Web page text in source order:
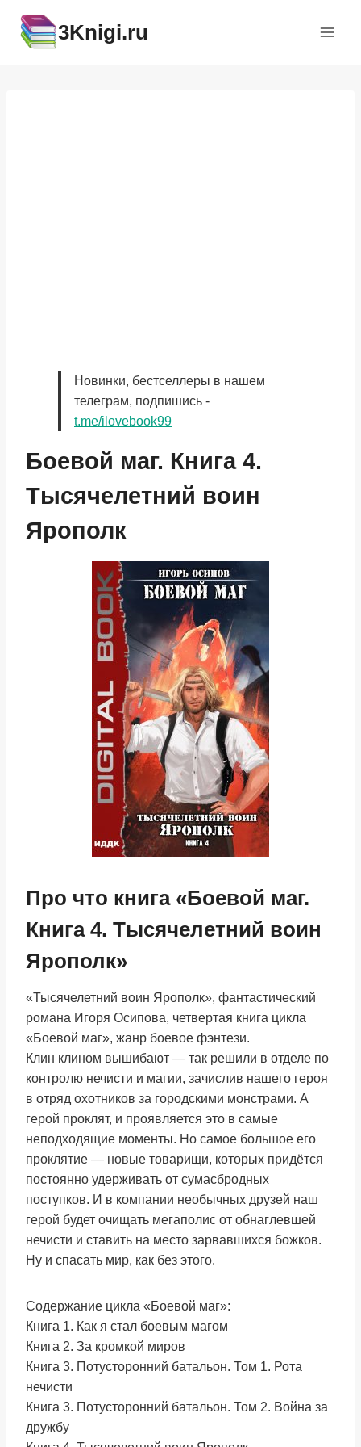
содержимому
3Knigi.ru
Новинки, бестселлеры в нашем
телеграм, подпишись -
t.me/ilovebook99
Боевой маг. Книга 4.
Тысячелетний воин
Ярополк
Про что книга «Боевой маг.
Книга 4. Тысячелетний воин
Ярополк»
«Тысячелетний воин Ярополк», фантастический
романа Игоря Осипова, четвертая книга цикла
«Боевой маг», жанр боевое фэнтези.
Клин клином вышибают — так решили в отделе по
контролю нечисти и магии, зачислив нашего героя
в отряд охотников за городскими монстрами. А
герой проклят, и проявляется это в самые
неподходящие моменты. Но самое большое его
проклятие — новые товарищи, которых придётся
постоянно удерживать от сумасбродных
поступков. И в компании необычных друзей наш
герой будет очищать мегаполис от обнаглевшей
нечисти и ставить на место зарвавшихся божков.
Ну и спасать мир, как без этого.
Содержание цикла «Боевой маг»:
Книга 1. Как я стал боевым магом
Книга 2. За кромкой миров
Книга 3. Потусторонний батальон. Том 1. Рота
нечисти
Книга 3. Потусторонний батальон. Том 2. Война за
дружбу